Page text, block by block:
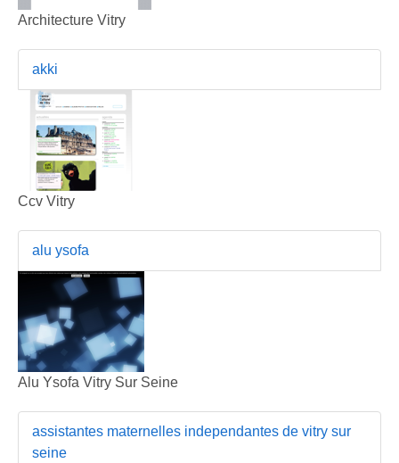
Architecture Vitry
akki
Ccv Vitry
alu ysofa
Alu Ysofa Vitry Sur Seine
assistantes maternelles independantes de vitry sur
seine